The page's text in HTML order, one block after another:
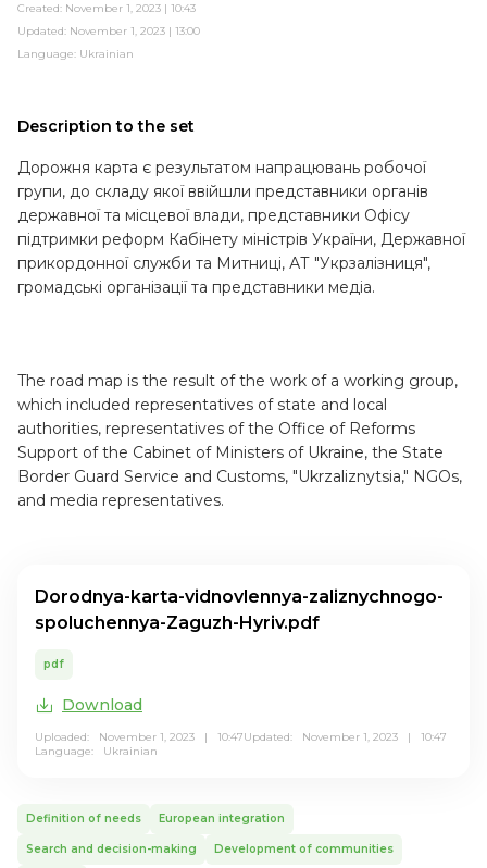
Created: November 1, 2023 | 10:43
Updated: November 1, 2023 | 13:00
Language: Ukrainian
Description to the set
Дорожня карта є результатом напрацювань робочої
групи, до складу якої ввійшли представники органів
державної та місцевої влади, представники Офісу
підтримки реформ Кабінету міністрів України, Державної
прикордонної служби та Митниці, АТ "Укрзалізниця",
громадські організації та представники медіа.
The road map is the result of the work of a working group,
which included representatives of state and local
authorities, representatives of the Office of Reforms
Support of the Cabinet of Ministers of Ukraine, the State
Border Guard Service and Customs, "Ukrzaliznytsia," NGOs,
and media representatives.
Dorodnya-karta-vidnovlennya-zaliznychnogo-
spoluchennya-Zaguzh-Hyriv.pdf
pdf
Download
Uploaded: November 1, 2023 | 10:47Updated: November 1, 2023 | 10:47
Language: Ukrainian
Definition of needs European integration
Search and decision-making Development of communities